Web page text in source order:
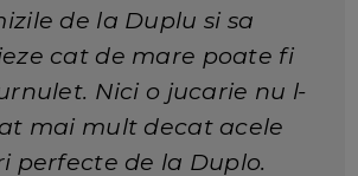
de la Duplu si sa
cat de mare poate fi
Nici o jucarie nu l-
mai mult decat acele
perfecte de la Duplo.